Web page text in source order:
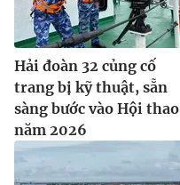
Hải đoàn 32 củng cố
trang bị kỹ thuật, sẵn
sàng bước vào Hội thao
năm 2026